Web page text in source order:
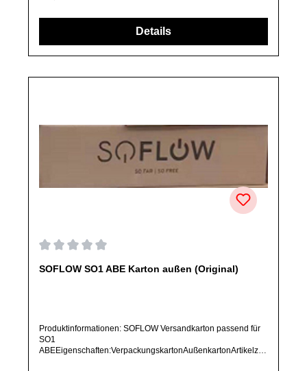
Details
SOFLOW SO1 ABE Karton außen (Original)
Produktinformationen: SOFLOW Versandkarton passend für
SO1
ABEEigenschaften:VerpackungskartonAußenkartonArtikelzus